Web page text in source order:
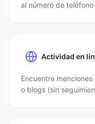
al número de
Actividad en
Encuentre
o blogs (sin